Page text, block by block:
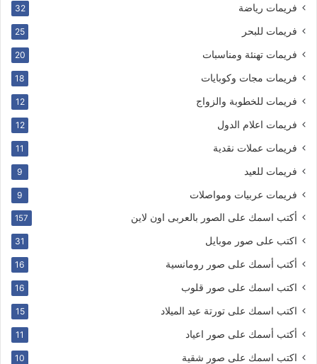
فريمات رياضة 32
فريمات للبحر 25
فريمات تهنئة ومناسبات 20
فريمات مجات وكوبايات 18
فريمات للخطوبة والزواج 12
فريمات اعلام الدول 12
فريمات عملات نقدية 11
فريمات للعيد 9
فريمات عربيات ومواصلات 9
أكتب اسمك على الصور بالعربى اون لاين 157
اكتب على صور موبايل 31
أكتب أسمك على صور رومانسية 16
اكتب اسمك على صور قلوب 16
اكتب اسمك على تورتة عيد الميلاد 15
أكتب أسمك على صور اعياد 11
اكتب اسمك على صور شقية 10